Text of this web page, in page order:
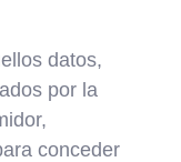
datos,
por la
conceder